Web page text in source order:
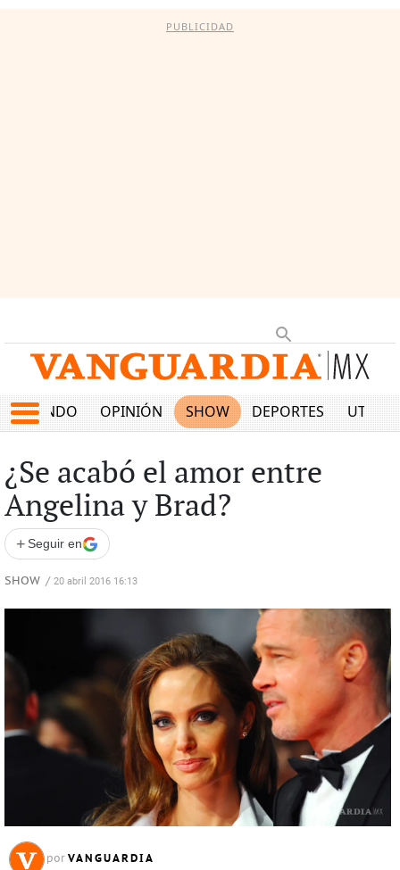
PUBLICIDAD
MUNDO OPINIÓN SHOW DEPORTES
¿Se acabó el amor entre
Angelina y Brad?
+ Seguir en
SHOW / 20 abril 2016 16:13
por VANGUARDIA